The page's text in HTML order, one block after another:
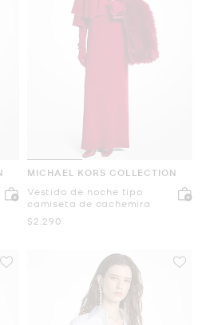
MICHAEL KORS COLLECTION
Vestido de noche tipo
camiseta de cachemira
Ahora
$2,290